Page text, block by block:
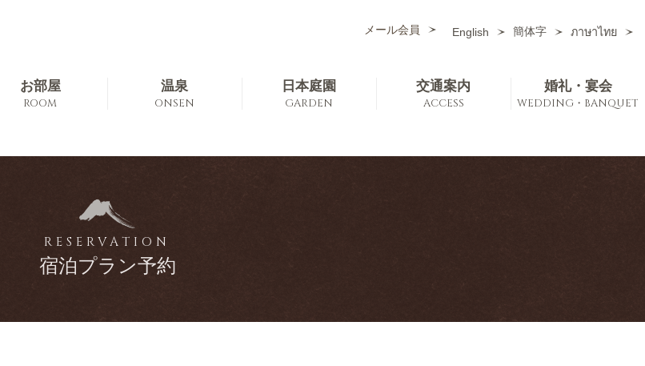
メール会員 English 簡体字 ภาษาไทย
お部屋
ROOM
温泉
ONSEN
日本庭園
GARDEN
交通案内
ACCESS
婚礼・宴会
WEDDING・BANQUET
RESERVATION
宿泊プラン予約